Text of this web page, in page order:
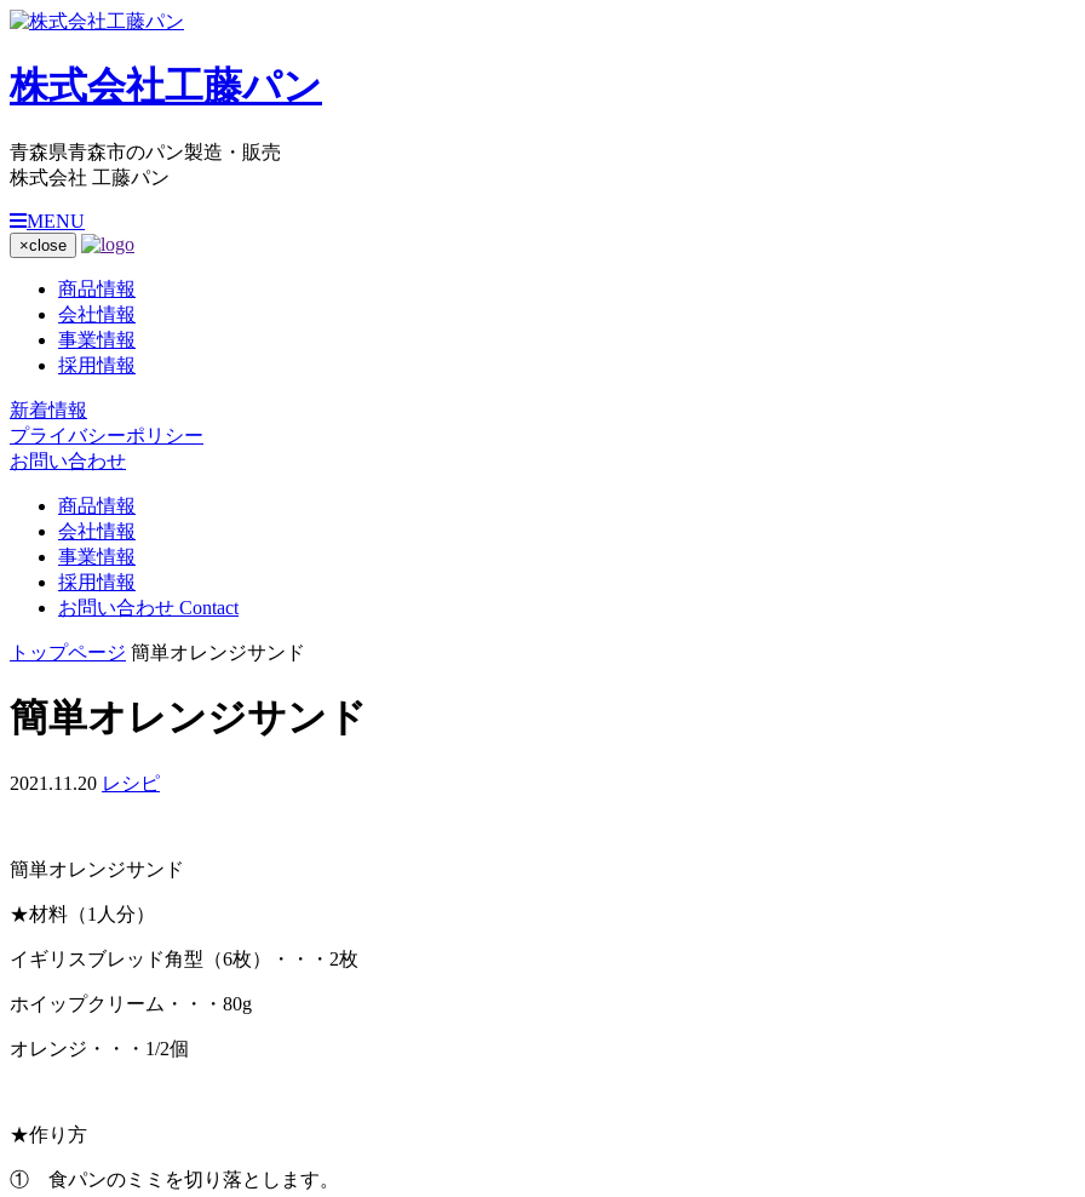
株式会社工藤パン
青森県青森市のパン製造・販売
株式会社 工藤パン
MENU
×close
商品情報
会社情報
事業情報
採用情報
新着情報
プライバシーポリシー
お問い合わせ
商品情報
会社情報
事業情報
採用情報
お問い合わせ Contact
トップページ 簡単オレンジサンド
簡単オレンジサンド
2021.11.20 レシピ
簡単オレンジサンド
★材料（1人分）
イギリスブレッド角型（6枚）・・・2枚
ホイップクリーム・・・80g
オレンジ・・・1/2個
★作り方
① 食パンのミミを切り落とします。